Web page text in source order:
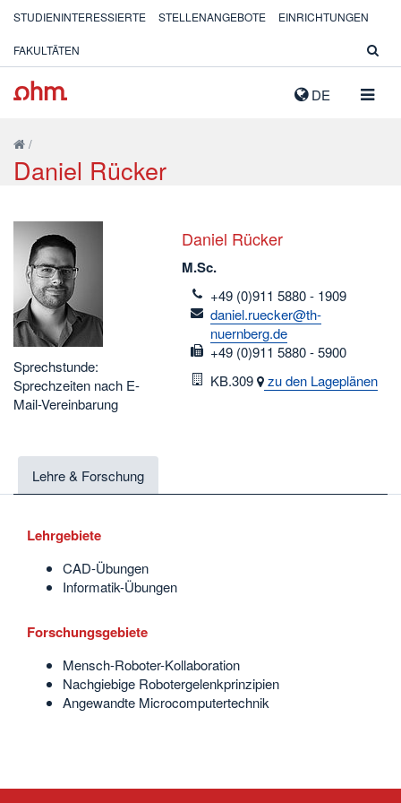
DE
STUDIENINTERESSIERTE STELLENANGEBOTE EINRICHTUNGEN
FAKULTÄTEN
/
Daniel Rücker
Sprechstunde:
Sprechzeiten nach E-
Mail-Vereinbarung
Daniel Rücker
M.Sc.
telefon
+49 (0)911 5880 - 1909
email
daniel.ruecker@th-
nuernberg.de
fax
+49 (0)911 5880 - 5900
Raum
KB.309 zu den Lageplänen
Lehre & Forschung
Lehrgebiete
CAD-Übungen
Informatik-Übungen
Forschungsgebiete
Mensch-Roboter-Kollaboration
Nachgiebige Robotergelenkprinzipien
Angewandte Microcomputertechnik